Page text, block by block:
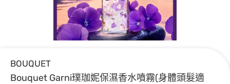
BOUQUET
Bouquet Garni璞珈妮保濕香水噴霧(身體頭髮適